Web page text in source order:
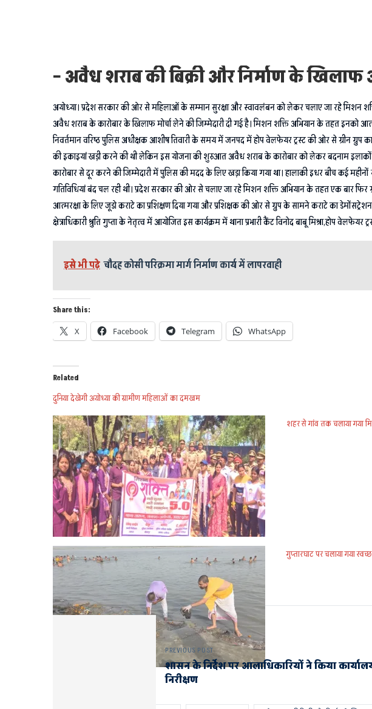
– अवैध शराब की बिक्री और निर्माण के खिलाफ
अयोध्या। प्रदेश सरकार की ओर से महिलाओं के सम्मान सुरक्षा और स्वावलंबन को लेकर चलाए जा रहे मिशन
अवैध शराब के कारोबार के खिलाफ मोर्चा लेने की जिम्मेदारी दी गई है। मिशन शक्ति अभियान के तहत इनको
निवर्तमान वरिष्ठ पुलिस अधीक्षक आशीष तिवारी के समय में जनपद में होप वेलफेयर ट्रस्ट की ओर से ग्रीन ग्रुप का
की इकाइयां खड़ी करने की थी लेकिन इस योजना की शुरुआत अवैध शराब के कारोबार को लेकर बदनाम
कारोबार से दूर करने की जिम्मेदारी में पुलिस की मदद के लिए खड़ा किया गया था। हालाकी इधर बीच कई
गतिविधियां बंद चल रही थी। प्रदेश सरकार की ओर से चलाए जा रहे मिशन शक्ति अभियान के तहत एक बार फिर
आत्मरक्षा के लिए जूडो कराटे का प्रशिक्षण दिया गया और प्रशिक्षक की ओर से ग्रुप के सामने कराटे का
क्षेत्राधिकारी श्रुति गुप्ता के नेतृत्व में आयोजित इस कार्यक्रम में थाना प्रभारी कैंट विनोद बाबू मिश्रा,होप
इसे भी पढ़े चौदह कोसी परिक्रमा मार्ग निर्माण कार्य में लापरवाही
Share this:
X Facebook Telegram WhatsApp
Related
दुनिया देखेगी अयोध्या की ग्रामीण महिलाओं का दमखम
शहर से गांव तक चलाया गया
गुप्तारघाट पर चलाया गया
PREVIOUS POST
शासन के निर्देश पर आलाधिकारियों ने किया
निरीक्षण